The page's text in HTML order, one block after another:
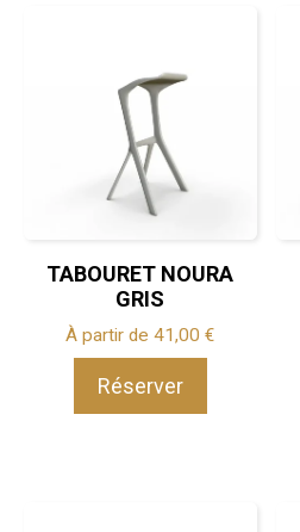
TABOURET NOURA
GRIS
À partir de41,00€
Réserver